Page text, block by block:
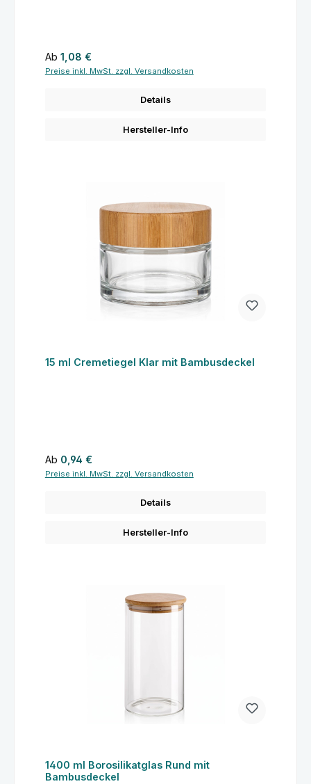
Regulärer Preis:
Ab 1,08 €
Preise inkl. MwSt. zzgl. Versandkosten
Details
Hersteller-Info
15 ml Cremetiegel Klar mit Bambusdeckel
Regulärer Preis:
Ab 0,94 €
Preise inkl. MwSt. zzgl. Versandkosten
Details
Hersteller-Info
1400 ml Borosilikatglas Rund mit
Bambusdeckel